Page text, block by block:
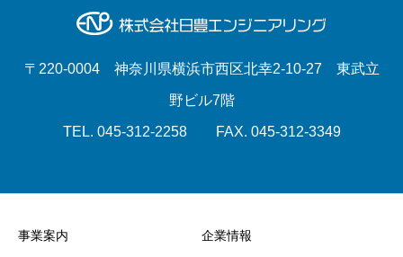
〒220-0004 神奈川県横浜市西区北幸2-10-27 東武立
野ビル7階
TEL. 045-312-2258 FAX. 045-312-3349
事業案内 企業情報